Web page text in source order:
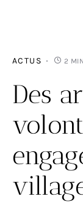
ACTUS 2
Des